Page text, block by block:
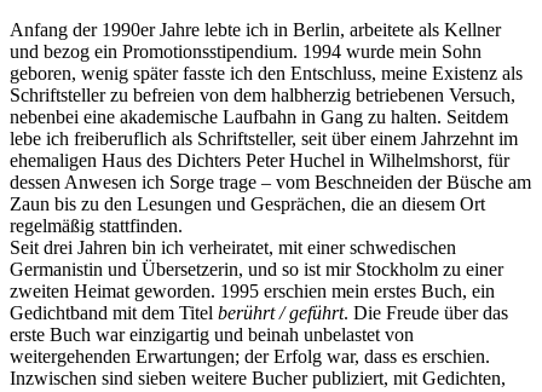
Anfang der 1990er Jahre lebte ich in Berlin, arbeitete als Kellner
und bezog ein Promotionsstipendium. 1994 wurde mein Sohn
geboren, wenig später fasste ich den Entschluss, meine Existenz als
Schriftsteller zu befreien von dem halbherzig betriebenen Versuch,
nebenbei eine akademische Laufbahn in Gang zu halten. Seitdem
lebe ich freiberuflich als Schriftsteller, seit über einem Jahrzehnt im
ehemaligen Haus des Dichters Peter Huchel in Wilhelmshorst, für
dessen Anwesen ich Sorge trage – vom Beschneiden der Büsche am
Zaun bis zu den Lesungen und Gesprächen, die an diesem Ort
regelmäßig stattfinden.
Seit drei Jahren bin ich verheiratet, mit einer schwedischen
Germanistin und Übersetzerin, und so ist mir Stockholm zu einer
zweiten Heimat geworden. 1995 erschien mein erstes Buch, ein
Gedichtband mit dem Titel berührt / geführt. Die Freude über das
erste Buch war einzigartig und beinah unbelastet von
weitergehenden Erwartungen; der Erfolg war, dass es erschien.
Inzwischen sind sieben weitere Bucher publiziert, mit Gedichten,